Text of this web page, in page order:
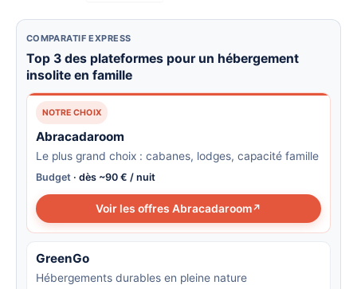
COMPARATIF EXPRESS
Top 3 des plateformes pour un hébergement
insolite en famille
NOTRE CHOIX
Abracadaroom
Le plus grand choix : cabanes, lodges, capacité famille
Budget · dès ~90 € / nuit
Voir les offres Abracadaroom
GreenGo
Hébergements durables en pleine nature